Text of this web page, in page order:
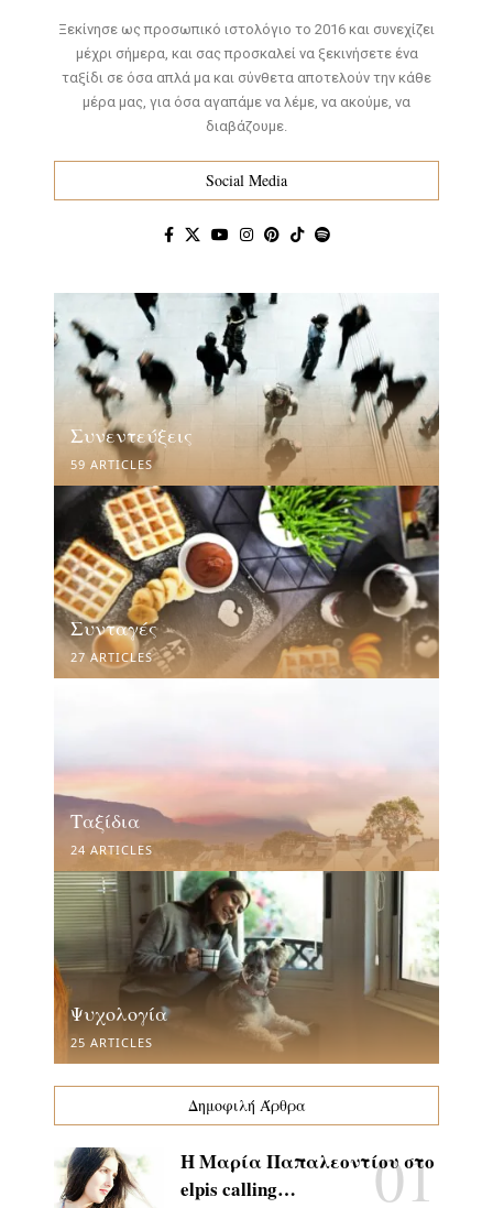
Ξεκίνησε ως προσωπικό ιστολόγιο το 2016 και συνεχίζει
μέχρι σήμερα, και σας προσκαλεί να ξεκινήσετε ένα
ταξίδι σε όσα απλά μα και σύνθετα αποτελούν την κάθε
μέρα μας, για όσα αγαπάμε να λέμε, να ακούμε, να
διαβάζουμε.
Social Media
Συνεντεύξεις
59 ARTICLES
Συνταγές
27 ARTICLES
Ταξίδια
24 ARTICLES
Ψυχολογία
25 ARTICLES
Δημοφιλή Άρθρα
Η Μαρία Παπαλεοντίου στο
elpis calling…